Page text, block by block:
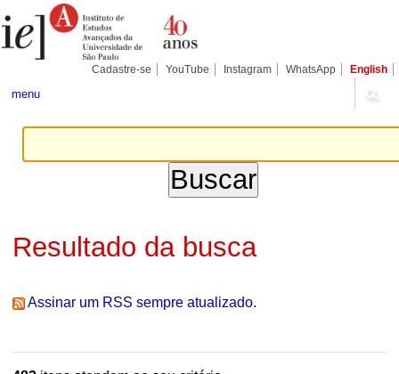
para
conteúdo.
Pessoais
Cadastre-se YouTube Instagram WhatsApp English
menu
Resultado da busca
Assinar um RSS sempre atualizado.